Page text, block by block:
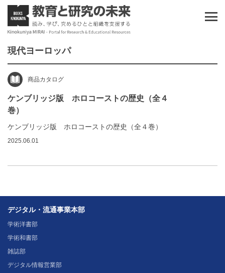
現代ヨーロッパ
商品カタログ
ケンブリッジ版 ホロコーストの歴史（全４
巻）
ケンブリッジ版 ホロコーストの歴史（全４巻）
2025.06.01
デジタル・流通事業本部
学術洋書部
学術和書部
雑誌部
デジタル情報営業部